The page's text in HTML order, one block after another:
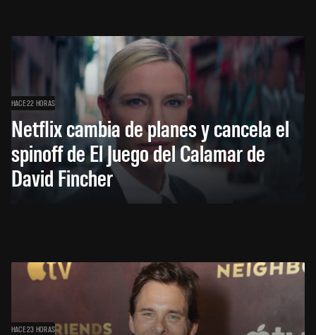
HACE 22 HORAS
Netflix cambia de planes y cancela el
spinoff de El Juego del Calamar de
David Fincher
HACE 23 HORAS